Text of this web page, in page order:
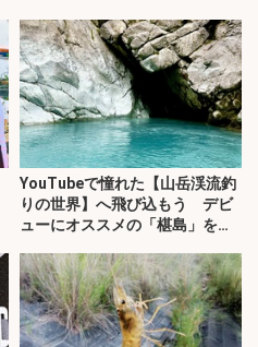
YouTubeで憧れた【山岳渓流釣
りの世界】へ飛び込もう デビ
ューにオススメの「椹島」を紹